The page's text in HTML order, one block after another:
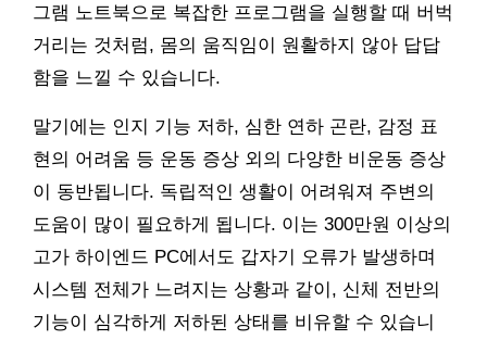
그램 노트북으로 복잡한 프로그램을 실행할 때 버벅
거리는 것처럼, 몸의 움직임이 원활하지 않아 답답
함을 느낄 수 있습니다.
말기에는 인지 기능 저하, 심한 연하 곤란, 감정 표
현의 어려움 등 운동 증상 외의 다양한 비운동 증상
이 동반됩니다. 독립적인 생활이 어려워져 주변의
도움이 많이 필요하게 됩니다. 이는 300만원 이상의
고가 하이엔드 PC에서도 갑자기 오류가 발생하며
시스템 전체가 느려지는 상황과 같이, 신체 전반의
기능이 심각하게 저하된 상태를 비유할 수 있습니